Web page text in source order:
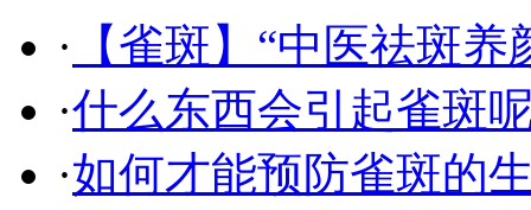
· 【雀斑】“中医祛斑养
·什么东西会引起雀斑
·如何才能预防雀斑的